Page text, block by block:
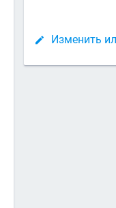
 Изменить